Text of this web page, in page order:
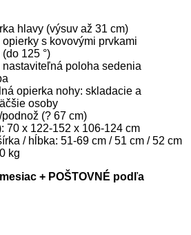
hlavy (výsuv až 31 cm)
s kovovými prvkami
125 °)
poloha sedenia
opierka nohy: skladacie a
osoby
(? 67 cm)
70 x 122-152 x 106-124 cm
/ hĺbka: 51-69 cm / 51 cm / 52 cm
kg
+ POŠTOVNÉ podľa